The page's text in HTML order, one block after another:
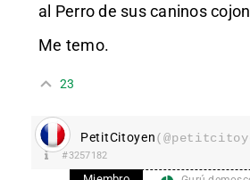
al Perro de sus caninos
Me temo.
23
PetitCitoyen
#3257182